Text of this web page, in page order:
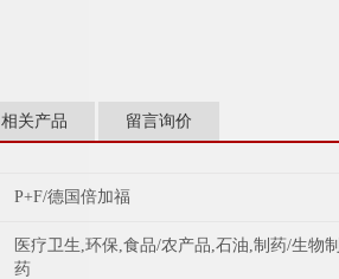
相关产品 留言询价
P+F/德国倍加福
医疗卫生,环保,食品/农产品,石油,制药/生物制
药